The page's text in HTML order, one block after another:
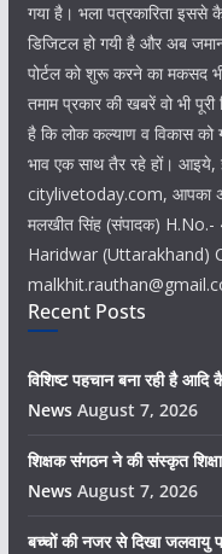
गया है। भला पत्रकारिता इससे
डिजिटल हो गयी है और अब
पोर्टल को शुरू करने का मकसद
तमाम प्रकार की खबरें वो भी
है कि लोक कल्याण व विकास
भाव एक साथ तैर रहे हों। आइये,
citylivetoday.com, आपका
मलखीत सिंह (संपादक)
Haridwar (Uttarakhand)
Recent Posts
विशिष्ट पहचान बना रही है
News August 7, 2026
शिक्षक संगठन ने की संस्कृत
News August 7, 2026
बच्चों की नजर से दिखा जलवायु